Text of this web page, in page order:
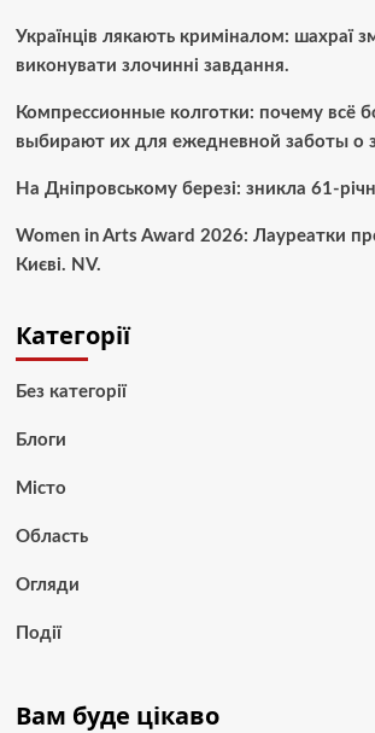
Українців лякають криміналом: шахраї
виконувати злочинні завдання.
Компрессионные колготки: почему всё
выбирают их для ежедневной заботы о
На Дніпровському березі: зникла 61-
Women in Arts Award 2026: Лауреатки
Києві. NV.
Категорії
Без категорії
Блоги
Місто
Область
Огляди
Події
Вам буде цікаво